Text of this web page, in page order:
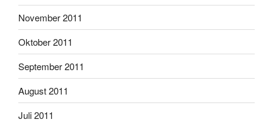
November 2011
Oktober 2011
September 2011
August 2011
Juli 2011